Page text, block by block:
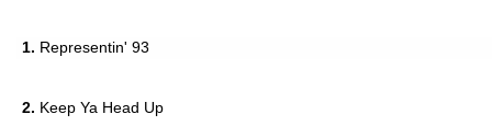
1. Representin' 93
2. Keep Ya Head Up